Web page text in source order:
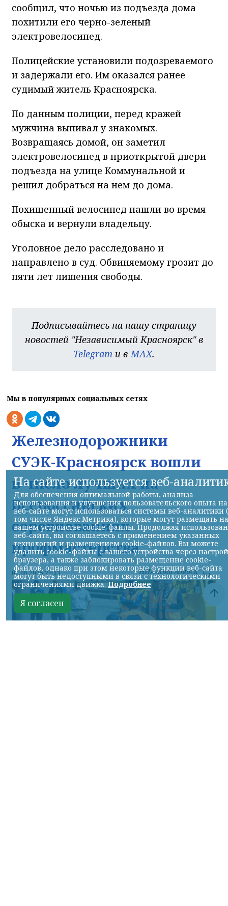
сообщил, что ночью из подъезда дома
похитили его черно-зеленый
электровелосипед.
Полицейские установили подозреваемого
и задержали его. Им оказался ранее
судимый житель Красноярска.
По данным полиции, перед кражей
мужчина выпивал у знакомых.
Возвращаясь домой, он заметил
электровелосипед в приоткрытой двери
подъезда на улице Коммунальной и
решил добраться на нем до дома.
Похищенный велосипед нашли во время
обыска и вернули владельцу.
Уголовное дело расследовано и
направлено в суд. Обвиняемому грозит до
пяти лет лишения свободы.
Подписывайтесь на нашу страницу
новостей "Независимый Красноярск" в
Telegram и в MAX.
Мы в популярных социальных сетях
Железнодорожники
СУЭК-Красноярск вошли
в число лучших на
Всероссийских
соревнованиях
профмастерства
07.08.2026 22:13 НИА-Красноярск
На сайте используется веб-
Для обеспечения оптимальной работы, анализа
использования и улучшения пользовательского опыта на
веб-сайте могут использоваться системы веб-аналитики
том числе Яндекс.Метрика), которые могут размещать на
вашем устройстве cookie-файлы. Продолжая
веб-сайта, вы соглашаетесь с применением указанных
технологий и размещением cookie-файлов. Вы можете
удалить cookie-файлы с вашего устройства через
браузера, а также заблокировать размещение cookie-
файлов, однако при этом некоторые функции веб-сайта
могут быть недоступными в связи с технологическими
ограничениями движка.Подробнее
Я согласен